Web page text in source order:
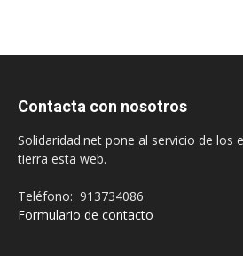
Contacta con nosotros
Solidaridad.net pone al servicio de los
tierra esta web.
Teléfono: 913734086
Formulario de contacto